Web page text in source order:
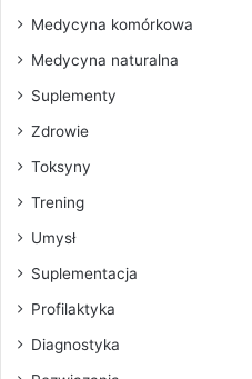
Medycyna komórkowa
Medycyna naturalna
Suplementy
Zdrowie
Toksyny
Trening
Umysł
Suplementacja
Profilaktyka
Diagnostyka